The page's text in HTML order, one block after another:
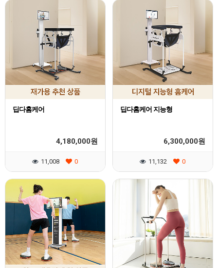
딥다홈케어
4,180,000원
11,008 0
딥다홈케어 지능형
6,300,000원
11,132 0